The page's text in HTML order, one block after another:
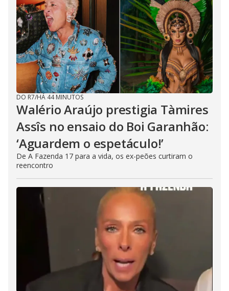
DO R7/HÁ 44 MINUTOS
Walério Araújo prestigia Tàmires
Assîs no ensaio do Boi Garanhão:
‘Aguardem o espetáculo!’
De A Fazenda 17 para a vida, os ex-peões curtiram o
reencontro